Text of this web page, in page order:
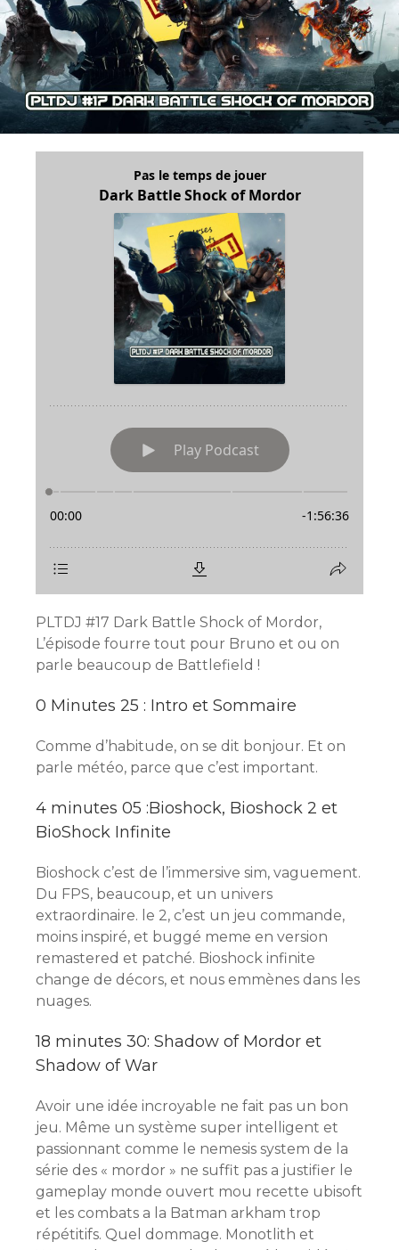
PLTDJ #17 Dark Battle Shock of Mordor,
L’épisode fourre tout pour Bruno et ou on
parle beaucoup de Battlefield !
0 Minutes 25 : Intro et Sommaire
Comme d’habitude, on se dit bonjour. Et on
parle météo, parce que c’est important.
4 minutes 05 :Bioshock, Bioshock 2 et
BioShock Infinite
Bioshock c’est de l’immersive sim, vaguement.
Du FPS, beaucoup, et un univers
extraordinaire. le 2, c’est un jeu commande,
moins inspiré, et buggé meme en version
remastered et patché. Bioshock infinite
change de décors, et nous emmènes dans les
nuages.
18 minutes 30: Shadow of Mordor et
Shadow of War
Avoir une idée incroyable ne fait pas un bon
jeu. Même un système super intelligent et
passionnant comme le nemesis system de la
série des « mordor » ne suffit pas a justifier le
gameplay monde ouvert mou recette ubisoft
et les combats a la Batman arkham trop
répétitifs. Quel dommage. Monotlith et